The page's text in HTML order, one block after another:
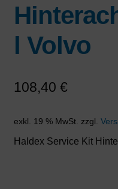
l Volvo
108,40 €
exkl. 19 % MwSt. zzgl.
Haldex Service Kit